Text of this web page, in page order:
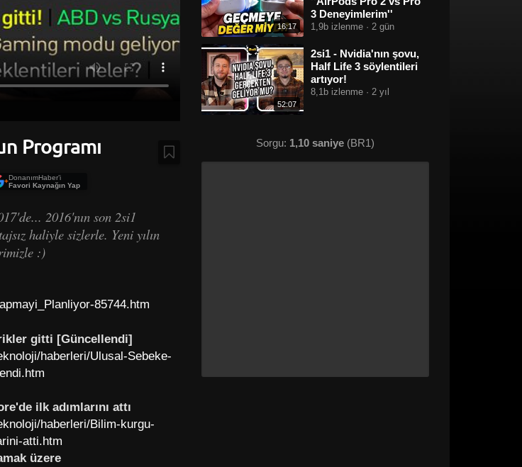
Programı
+DonanımHaber’i
Favori Kaynağın Yap
2016'nın son 2si1
haliyle sizlerle. Yeni yılın
:)
85744.htm
gitti [Güncellendi]
haberleri/Ulusal-Sebeke-
ilk adımlarını attı
haberleri/Bilim-kurgu-
atti.htm
üzere
16:17
3 Deneyimlerim''
1,9b izlenme · 2 gün
52:07
2si1 - Nvidia'nın şovu,
Half Life 3 söylentileri
artıyor!
8,1b izlenme · 2 yıl
Sorgu: 1,10 saniye (BR1)